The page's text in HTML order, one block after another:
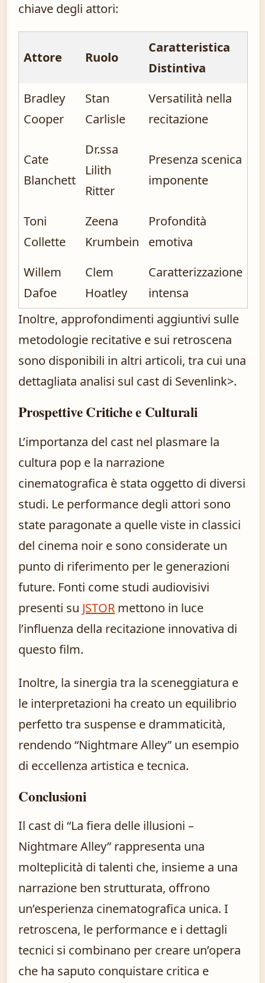
chiave degli attori:
Attore Ruolo
Caratteristica
Distintiva
Bradley
Cooper
Stan
Carlisle
Versatilità nella
recitazione
Cate
Blanchett
Dr.ssa
Lilith
Ritter
Presenza scenica
imponente
Toni
Collette
Zeena
Krumbein
Profondità
emotiva
Willem
Dafoe
Clem
Hoatley
Caratterizzazione
intensa
Inoltre, approfondimenti aggiuntivi sulle
metodologie recitative e sui retroscena
sono disponibili in altri articoli, tra cui una
dettagliata analisi sul cast di Sevenlink>.
Prospettive Critiche e Culturali
L’importanza del cast nel plasmare la
cultura pop e la narrazione
cinematografica è stata oggetto di diversi
studi. Le performance degli attori sono
state paragonate a quelle viste in classici
del cinema noir e sono considerate un
punto di riferimento per le generazioni
future. Fonti come studi audiovisivi
presenti su JSTOR mettono in luce
l’influenza della recitazione innovativa di
questo film.
Inoltre, la sinergia tra la sceneggiatura e
le interpretazioni ha creato un equilibrio
perfetto tra suspense e drammaticità,
rendendo “Nightmare Alley” un esempio
di eccellenza artistica e tecnica.
Conclusioni
Il cast di “La fiera delle illusioni –
Nightmare Alley” rappresenta una
molteplicità di talenti che, insieme a una
narrazione ben strutturata, offrono
un’esperienza cinematografica unica. I
retroscena, le performance e i dettagli
tecnici si combinano per creare un’opera
che ha saputo conquistare critica e